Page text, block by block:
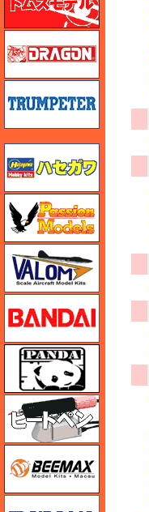
トランペッ
バンダイ
パンダホ
ヒートペ
ピットロ